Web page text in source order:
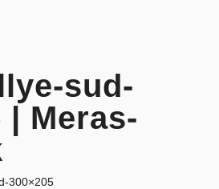
sud-
| Meras-
300×205